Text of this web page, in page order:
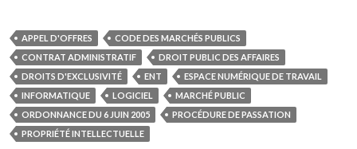
APPEL D'OFFRES
CODE DES MARCHÉS PUBLICS
CONTRAT ADMINISTRATIF
DROIT PUBLIC DES AFFAIRES
DROITS D'EXCLUSIVITÉ
ENT
ESPACE NUMÉRIQUE DE TRAVAIL
INFORMATIQUE
LOGICIEL
MARCHÉ PUBLIC
ORDONNANCE DU 6 JUIN 2005
PROCÉDURE DE PASSATION
PROPRIÉTÉ INTELLECTUELLE